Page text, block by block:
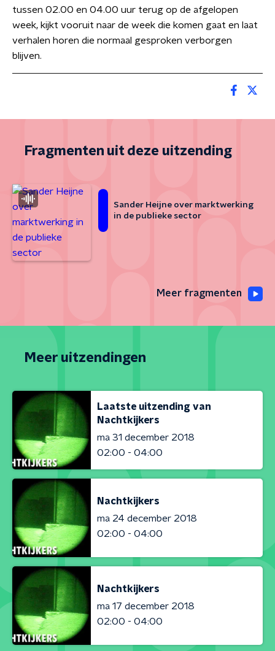
tussen 02.00 en 04.00 uur terug op de afgelopen
week, kijkt vooruit naar de week die komen gaat en laat
verhalen horen die normaal gesproken verborgen
blijven.
Fragmenten uit deze uitzending
Sander Heijne over marktwerking
in de publieke sector
Meer fragmenten
Meer uitzendingen
Laatste uitzending van
Nachtkijkers
ma 31 december 2018
02:00 - 04:00
Nachtkijkers
ma 24 december 2018
02:00 - 04:00
Nachtkijkers
ma 17 december 2018
02:00 - 04:00